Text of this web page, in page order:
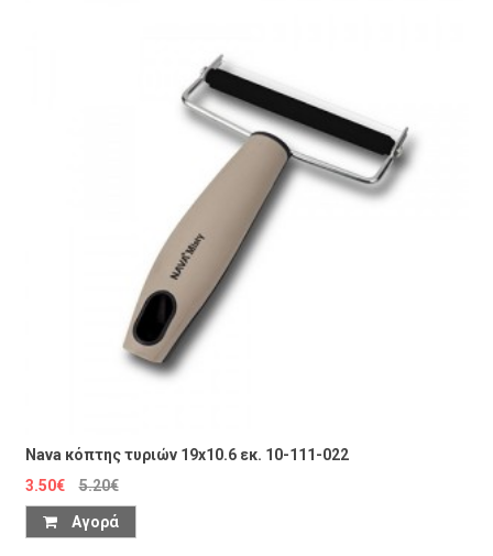
Nava κόπτης τυριών 19x10.6 εκ. 10-111-022
3.50€
5.20€
Αγορά